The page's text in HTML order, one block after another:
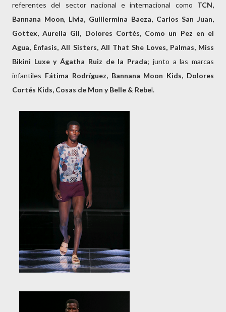
referentes del sector nacional e internacional como TCN,
Bannana Moon, Livia, Guillermina Baeza, Carlos San Juan,
Gottex, Aurelia Gil, Dolores Cortés, Como un Pez en el
Agua, Énfasis, All Sisters, All That She Loves, Palmas, Miss
Bikini Luxe y Ágatha Ruiz de la Prada; junto a las marcas
infantiles Fátima Rodríguez, Bannana Moon Kids, Dolores
Cortés Kids, Cosas de Mon y Belle & Rebel.